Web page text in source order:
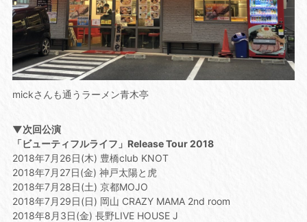
mickさんも通うラーメン青木亭
▼次回公演
「ビューティフルライフ」Release Tour 2018
2018年7月26日(木) 豊橋club KNOT
2018年7月27日(金) 神戸太陽と虎
2018年7月28日(土) 京都MOJO
2018年7月29日(日) 岡山 CRAZY MAMA 2nd room
2018年8月3日(金) 長野LIVE HOUSE J